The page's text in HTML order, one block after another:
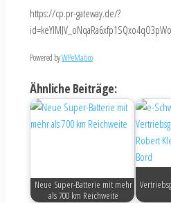
https://cp.pr-gateway.de/?
Powered byWPeMatico
Ähnliche Beiträge:
Neue Super-Batterie mit mehr
als 700 km Reichweite